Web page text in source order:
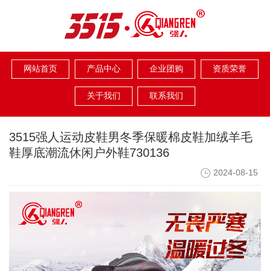
网站首页 产品中心 企业团购 资质荣誉
关于我们 联系我们
3515强人运动皮鞋男冬季保暖棉皮鞋加绒羊毛
鞋厚底潮流休闲户外鞋730136
2024-08-15